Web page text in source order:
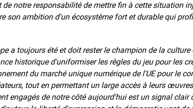
notre responsabilité de mettre fin à cette situation
son ambition d'un écosystème fort et durable qui
a toujours été et doit rester le champion de la
historique d'uniformiser les règles du jeu pour les
du marché unique numérique de l'UE pour le
tout en permettant un large accès à leurs
engagés de notre côté aujourd'hui est un signal clair